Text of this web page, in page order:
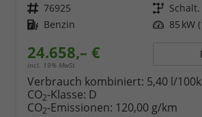
Fahrzeugnr. 76925 Getriebe
Kraftstoff Benzin Leistung 85 kW
24.658,– €
incl. 19% MwSt.
Verbrauch kombiniert: 5,40 l/
CO2-Klasse: D
CO2-Emissionen: 120,00 g/km